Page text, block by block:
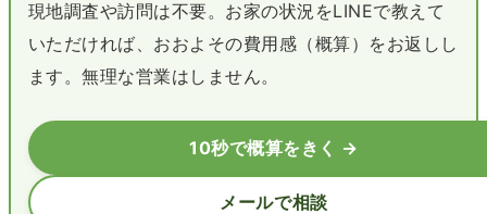
現地調査や訪問は不要。お家の状況をLINEで教えて
いただければ、おおよその費用感（概算）をお返しし
ます。無理な営業はしません。
10秒で概算をきく →
メールで相談